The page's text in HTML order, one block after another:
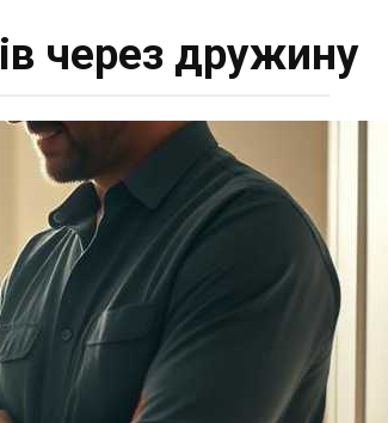
через дружину